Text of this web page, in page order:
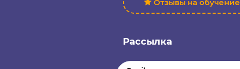
Отзывы на обучение
Рассылка